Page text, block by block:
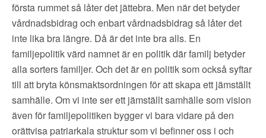
första rummet så låter det jättebra. Men när det betyder
vårdnadsbidrag och enbart vårdnadsbidrag så låter det
inte lika bra längre. Då är det inte bra alls. En
familjepolitik värd namnet är en politik där familj betyder
alla sorters familjer. Och det är en politik som också syftar
till att bryta könsmaktsordningen för att skapa ett jämställt
samhälle. Om vi inte ser ett jämställt samhälle som vision
även för familjepolitiken bygger vi bara vidare på den
orättvisa patriarkala struktur som vi befinner oss i och